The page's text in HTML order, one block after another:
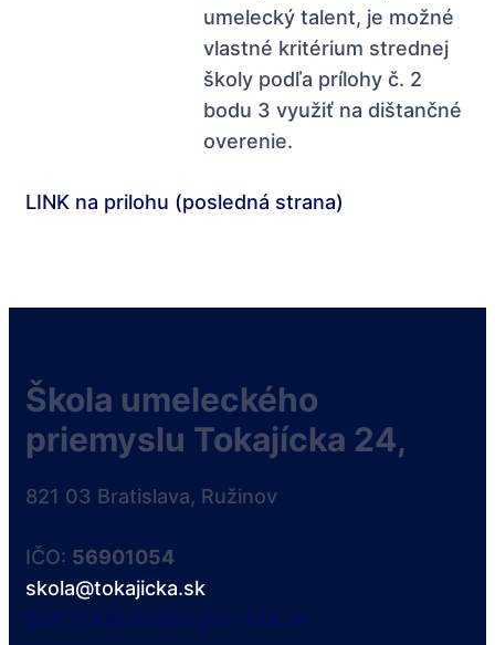
umelecký talent, je možné
vlastné kritérium strednej
školy podľa prílohy č. 2
bodu 3 využiť na dištančné
overenie.
LINK na prilohu (posledná strana)
Škola umeleckého
priemyslu Tokajícka 24,
821 03 Bratislava, Ružinov
IČO: 56901054
skola@tokajicka.sk
SUP.Tokajicka@region-bsk.sk